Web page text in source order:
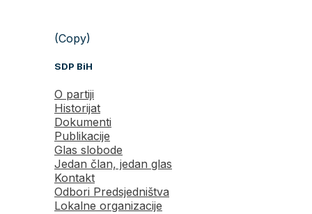
(Copy)
SDP BiH
O partiji
Historijat
Dokumenti
Publikacije
Glas slobode
Jedan član, jedan glas
Kontakt
Odbori Predsjedništva
Lokalne organizacije